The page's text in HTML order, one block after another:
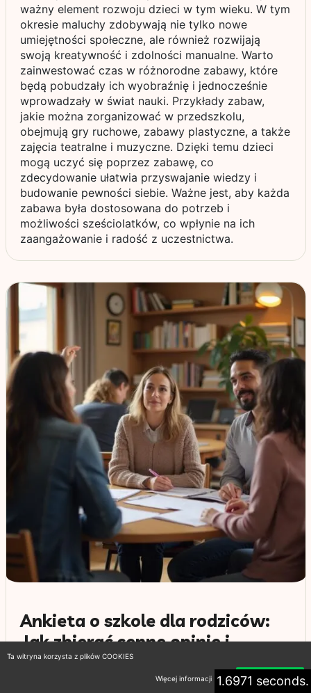
ważny element rozwoju dzieci w tym wieku. W tym
okresie maluchy zdobywają nie tylko nowe
umiejętności społeczne, ale również rozwijają
swoją kreatywność i zdolności manualne. Warto
zainwestować czas w różnorodne zabawy, które
będą pobudzały ich wyobraźnię i jednocześnie
wprowadzały w świat nauki. Przykłady zabaw,
jakie można zorganizować w przedszkolu,
obejmują gry ruchowe, zabawy plastyczne, a także
zajęcia teatralne i muzyczne. Dzięki temu dzieci
mogą uczyć się poprzez zabawę, co
zdecydowanie ułatwia przyswajanie wiedzy i
budowanie pewności siebie. Ważne jest, aby każda
zabawa była dostosowana do potrzeb i
możliwości sześciolatków, co wpłynie na ich
zaangażowanie i radość z uczestnictwa.
Ankieta o szkole dla rodziców:
Jak zbierać cenne opinie i
wprowadzać zmiany w edukacji
1.6971 seconds.
Ta witryna korzysta z plików COOKIES
Więcej informacji Akceptuję